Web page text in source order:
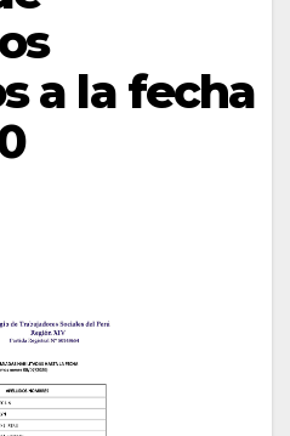
a la fecha